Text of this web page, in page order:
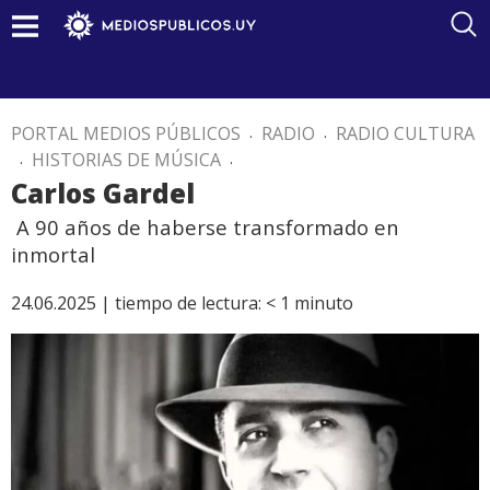
PORTAL MEDIOS PÚBLICOS . RADIO . RADIO CULTURA
. HISTORIAS DE MÚSICA .
Carlos Gardel
A 90 años de haberse transformado en
inmortal
24.06.2025 | tiempo de lectura: < 1 minuto